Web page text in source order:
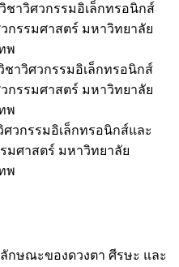
ชาวิศวกรรมอิเล็กทรอนิกส์
รรมศาสตร์ มหาวิทยาลัย
พ
ชาวิศวกรรมอิเล็กทรอนิกส์
รรมศาสตร์ มหาวิทยาลัย
พ
ศวกรรมอิเล็กทรอนิกส์และ
ศาสตร์ มหาวิทยาลัย
พ
กษณะของดวงตา ศีรษะ และ